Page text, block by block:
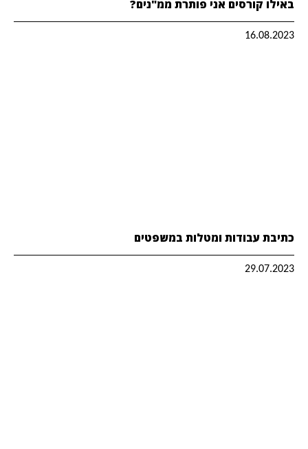
באילו קורסים אני פותרת ממ"נים?
16.08.2023
כתיבת עבודות ומטלות במשפטים
29.07.2023